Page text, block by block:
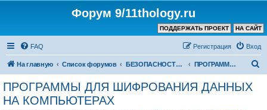
Форум 9/11thology.ru
НА САЙТ
ПОДДЕРЖАТЬ ПРОЕКТ
FAQ Вход
Регистрация
На главную Список форумов БЕЗОПАСНОСТЬ СВЯЗИ и КОМПЬЮТЕРОВ – ПОЛЕЗНЫЕ СОВЕТЫ, ПРОГРАММЫ ПРОГРАММЫ ДЛЯ ШИФРОВАНИЯ ДАННЫХ НА КОМПЬЮТЕРАХ
ПРОГРАММЫ ДЛЯ ШИФРОВАНИЯ ДАННЫХ
НА КОМПЬЮТЕРАХ